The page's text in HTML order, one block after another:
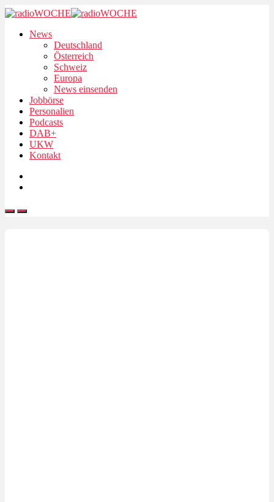
News
Deutschland
Österreich
Schweiz
Europa
News einsenden
Jobbörse
Personalien
Podcasts
DAB+
UKW
Kontakt